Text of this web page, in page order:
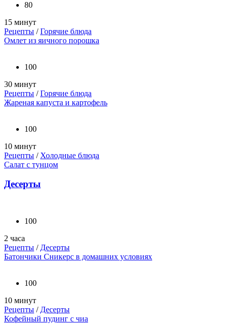
80
15 минут
Рецепты /Горячие блюда
Омлет из яичного порошка
100
30 минут
Рецепты /Горячие блюда
Жареная капуста и картофель
100
10 минут
Рецепты / Холодные блюда
Салат с тунцом
Десерты
100
2 часа
Рецепты / Десерты
Батончики Сникерс в домашних условиях
100
10 минут
Рецепты / Десерты
Кофейный пудинг с чиа